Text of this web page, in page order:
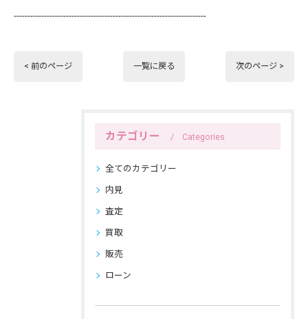
----------------------------------------------------------------------
< 前のページ 一覧に戻る 次のページ >
カテゴリー Categories
全てのカテゴリー
内見
査定
買取
販売
ローン